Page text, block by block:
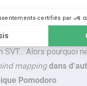
de votre lycéen !
sont faits en
SVT… Alors pourquoi
mappingdans
Pomodoro